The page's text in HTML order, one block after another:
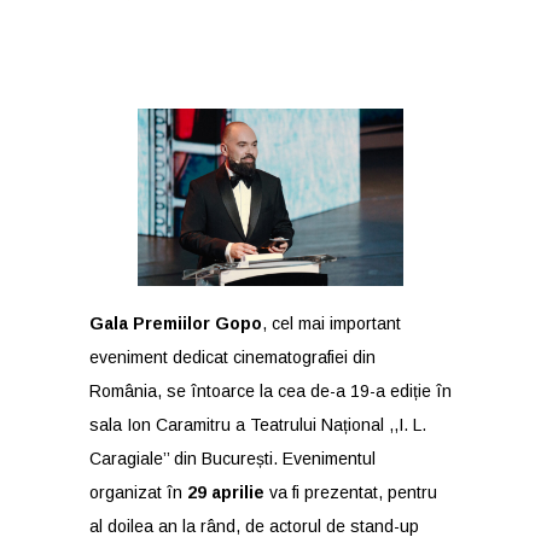
Gala Premiilor Gopo, cel mai important
eveniment dedicat cinematografiei din
România, se întoarce la cea de-a 19-a ediție în
sala Ion Caramitru a Teatrului Național ,,I. L.
Caragiale’’ din București. Evenimentul
organizat în 29 aprilie va fi prezentat, pentru
al doilea an la rând, de actorul de stand-up